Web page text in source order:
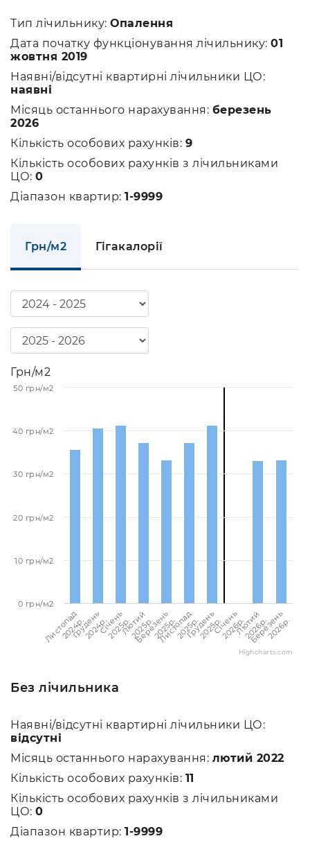
Тип лічильнику: Опалення
Дата початку функціонування лічильнику: 01
жовтня 2019
Наявні/відсутні квартирні лічильники ЦО:
наявні
Місяць останнього нарахування: березень
2026
Кількість особових рахунків: 9
Кількість особових рахунків з лічильниками
ЦО: 0
Діапазон квартир: 1-9999
Грн/м2 Гігакалорії
Грн/м2
Листопад
2024p.
Грудень
2024p.Січень
2025p.Лютий
2025p.
Березень
2025p.
Листопад
2025p.
Грудень
2025p.Січень
2026p.Лютий
2026p.
Березень
2026p.
0 грн/м2
10 грн/м2
20 грн/м2
30 грн/м2
40 грн/м2
50 грн/м2
Highcharts.com
Без лічильника
Наявні/відсутні квартирні лічильники ЦО:
відсутні
Місяць останнього нарахування: лютий 2022
Кількість особових рахунків: 11
Кількість особових рахунків з лічильниками
ЦО: 0
Діапазон квартир: 1-9999